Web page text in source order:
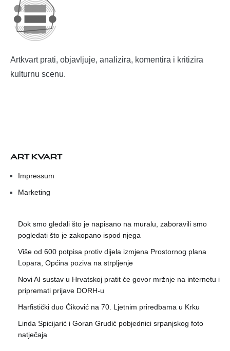
Artkvart prati, objavljuje, analizira, komentira i kritizira
kulturnu scenu.
ART KVART
Impressum
Marketing
Dok smo gledali što je napisano na muralu, zaboravili smo
pogledati što je zakopano ispod njega
Više od 600 potpisa protiv dijela izmjena Prostornog plana
Lopara, Općina poziva na strpljenje
Novi AI sustav u Hrvatskoj pratit će govor mržnje na internetu i
pripremati prijave DORH-u
Harfistički duo Ćiković na 70. Ljetnim priredbama u Krku
Linda Spicijarić i Goran Grudić pobjednici srpanjskog foto
natječaja